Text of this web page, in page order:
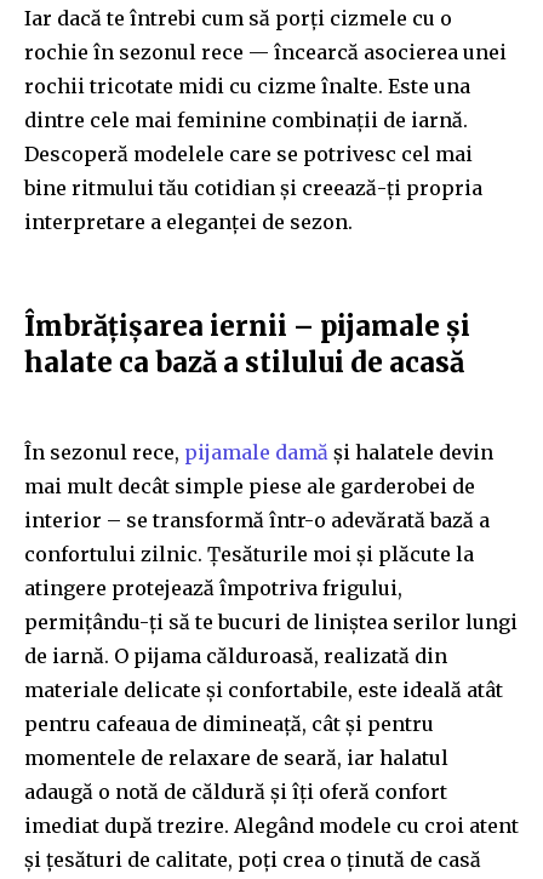
Iar dacă te întrebi cum să porți cizmele cu o
rochie în sezonul rece — încearcă asocierea unei
rochii tricotate midi cu cizme înalte. Este una
dintre cele mai feminine combinații de iarnă.
Descoperă modelele care se potrivesc cel mai
bine ritmului tău cotidian și creează-ți propria
interpretare a eleganței de sezon.
Îmbrățișarea iernii – pijamale și
halate ca bază a stilului de acasă
În sezonul rece, pijamale damă și halatele devin
mai mult decât simple piese ale garderobei de
interior – se transformă într-o adevărată bază a
confortului zilnic. Țesăturile moi și plăcute la
atingere protejează împotriva frigului,
permițându-ți să te bucuri de liniștea serilor lungi
de iarnă. O pijama călduroasă, realizată din
materiale delicate și confortabile, este ideală atât
pentru cafeaua de dimineață, cât și pentru
momentele de relaxare de seară, iar halatul
adaugă o notă de căldură și îți oferă confort
imediat după trezire. Alegând modele cu croi atent
și țesături de calitate, poți crea o ținută de casă